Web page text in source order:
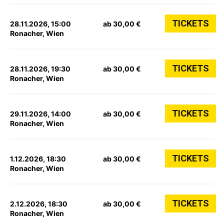
28.11.2026, 15:00
Ronacher, Wien
ab 30,00 € TICKETS
28.11.2026, 19:30
Ronacher, Wien
ab 30,00 € TICKETS
29.11.2026, 14:00
Ronacher, Wien
ab 30,00 € TICKETS
1.12.2026, 18:30
Ronacher, Wien
ab 30,00 € TICKETS
2.12.2026, 18:30
Ronacher, Wien
ab 30,00 € TICKETS